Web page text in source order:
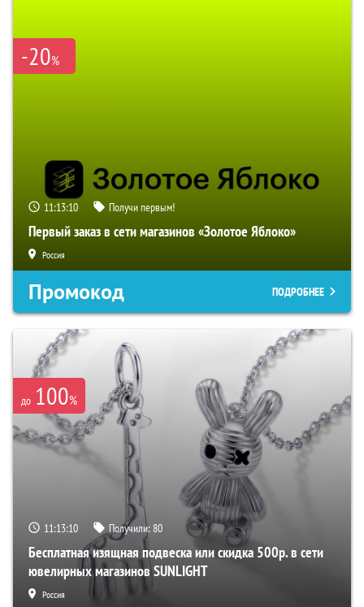
-20%
11:13:09 Получи первым!
Первый заказ в сети магазинов «Золотое Яблоко»
Россия
Промокод ПОДРОБНЕЕ
до 100%
11:13:09 Получили:80
Бесплатная изящная подвеска или скидка 500р. в сети
ювелирных магазинов SUNLIGHT
Россия